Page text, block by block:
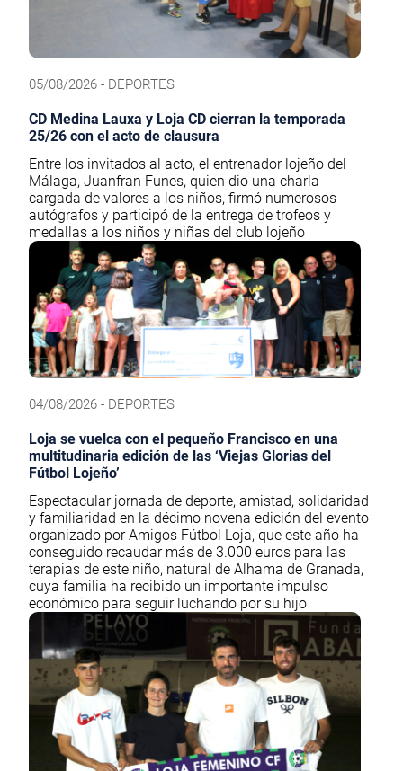
05/08/2026 - DEPORTES
CD Medina Lauxa y Loja CD cierran la temporada
25/26 con el acto de clausura
Entre los invitados al acto, el entrenador lojeño del
Málaga, Juanfran Funes, quien dio una charla
cargada de valores a los niños, firmó numerosos
autógrafos y participó de la entrega de trofeos y
medallas a los niños y niñas del club lojeño
04/08/2026 - DEPORTES
Loja se vuelca con el pequeño Francisco en una
multitudinaria edición de las ‘Viejas Glorias del
Fútbol Lojeño’
Espectacular jornada de deporte, amistad, solidaridad
y familiaridad en la décimo novena edición del evento
organizado por Amigos Fútbol Loja, que este año ha
conseguido recaudar más de 3.000 euros para las
terapias de este niño, natural de Alhama de Granada,
cuya familia ha recibido un importante impulso
económico para seguir luchando por su hijo